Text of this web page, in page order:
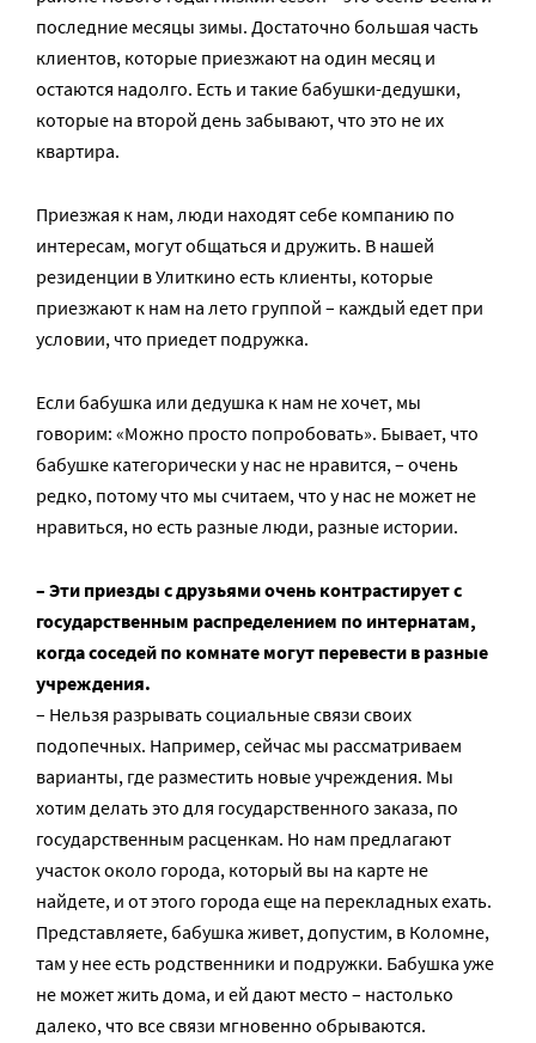
последние месяцы зимы. Достаточно большая часть
клиентов, которые приезжают на один месяц и
остаются надолго. Есть и такие бабушки-дедушки,
которые на второй день забывают, что это не их
квартира.
Приезжая к нам, люди находят себе компанию по
интересам, могут общаться и дружить. В нашей
резиденции в Улиткино есть клиенты, которые
приезжают к нам на лето группой – каждый едет при
условии, что приедет подружка.
Если бабушка или дедушка к нам не хочет, мы
говорим: «Можно просто попробовать». Бывает, что
бабушке категорически у нас не нравится, – очень
редко, потому что мы считаем, что у нас не может не
нравиться, но есть разные люди, разные истории.
– Эти приезды с друзьями очень контрастирует с
государственным распределением по интернатам,
когда соседей по комнате могут перевести в разные
учреждения.
– Нельзя разрывать социальные связи своих
подопечных. Например, сейчас мы рассматриваем
варианты, где разместить новые учреждения. Мы
хотим делать это для государственного заказа, по
государственным расценкам. Но нам предлагают
участок около города, который вы на карте не
найдете, и от этого города еще на перекладных ехать.
Представляете, бабушка живет, допустим, в Коломне,
там у нее есть родственники и подружки. Бабушка уже
не может жить дома, и ей дают место – настолько
далеко, что все связи мгновенно обрываются.